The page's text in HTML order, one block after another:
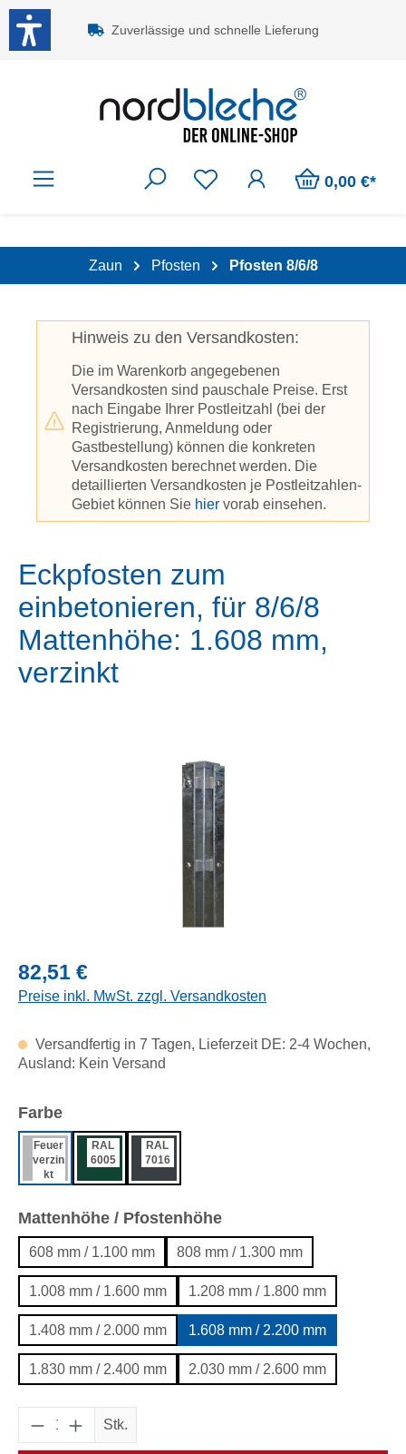
Zum Hauptinhalt springen
Zuverlässige und schnelle Lieferung
0,00 €*
Zaun Pfosten Pfosten 8/6/8
Hinweis zu den Versandkosten:
Die im Warenkorb angegebenen
Versandkosten sind pauschale Preise. Erst
nach Eingabe Ihrer Postleitzahl (bei der
Registrierung, Anmeldung oder
Gastbestellung) können die konkreten
Versandkosten berechnet werden. Die
detaillierten Versandkosten je Postleitzahlen-
Gebiet können Sie hier vorab einsehen.
Eckpfosten zum
einbetonieren, für 8/6/8
Mattenhöhe: 1.608 mm,
verzinkt
Regulärer Preis:
82,51 €
Preise inkl. MwSt. zzgl. Versandkosten
Versandfertig in 7 Tagen, Lieferzeit DE: 2-4 Wochen,
Ausland: Kein Versand
Farbeauswählen
Feuer
verzin
kt
RAL
6005
RAL
7016
Mattenhöhe / Pfostenhöheauswählen
608 mm / 1.100 mm 808 mm / 1.300 mm
1.008 mm / 1.600 mm 1.208 mm / 1.800 mm
1.408 mm / 2.000 mm 1.608 mm / 2.200 mm
1.830 mm / 2.400 mm 2.030 mm / 2.600 mm
Produkt Anzahl: Gib den gewünschten
Stk.